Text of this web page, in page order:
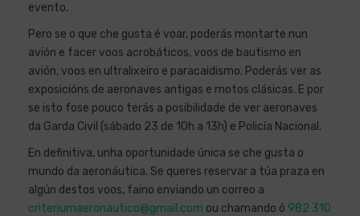
evento.
Pero se o que che gusta é voar, poderás montarte nun
avión e facer voos acrobáticos, voos de bautismo en
avión, voos en ultralixeiro e paracaidismo. Poderás ver as
exposicións de aeronaves antigas e motos clásicas. E por
se isto fose pouco terás a posibilidade de ver aeronaves
da Garda Civil (sábado 23 de 10h a 13h) e Policía Nacional.
En definitiva, unha oportunidade única se che gusta o
mundo da aeronáutica. Se queres reservar a túa praza en
algún destos voos, faino enviando un correo a
criteriumaeronautico@gmail.com ou chamando ó 982 310